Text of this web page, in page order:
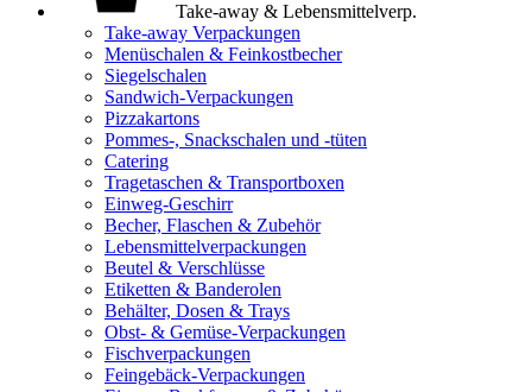
Take-away & Lebensmittelverp.
Take-away Verpackungen
Menüschalen & Feinkostbecher
Siegelschalen
Sandwich-Verpackungen
Pizzakartons
Pommes-, Snackschalen und -tüten
Catering
Tragetaschen & Transportboxen
Einweg-Geschirr
Becher, Flaschen & Zubehör
Lebensmittelverpackungen
Beutel & Verschlüsse
Etiketten & Banderolen
Behälter, Dosen & Trays
Obst- & Gemüse-Verpackungen
Fischverpackungen
Feingebäck-Verpackungen